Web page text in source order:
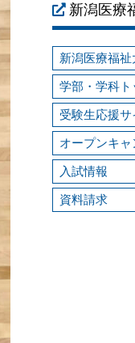
新潟医療
新潟医療福
学部・学科ト
受験生応援サ
オープンキ
入試情報
資料請求